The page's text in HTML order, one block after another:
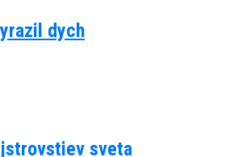
dych
sveta